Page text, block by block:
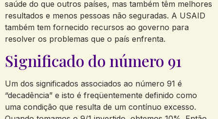
saúde do que outros países, mas também têm melhores
resultados e menos pessoas não seguradas. A USAID
também tem fornecido recursos ao governo para
resolver os problemas que o país enfrenta.
Significado do número 91
Um dos significados associados ao número 91 é
“decadência” e isto é freqüentemente definido como
uma condição que resulta de um contínuo excesso.